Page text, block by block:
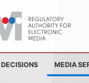
DECISIONS MEDIA